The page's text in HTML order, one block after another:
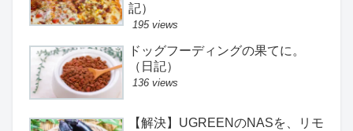
記）
195 views
ドッグフーディングの果てに。
（日記）
136 views
【解決】UGREENのNASを、リモ